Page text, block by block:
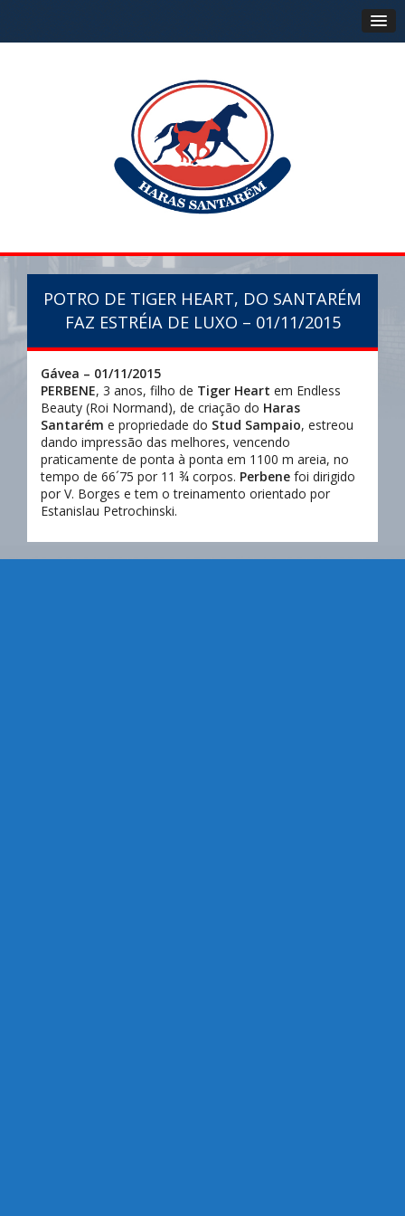
POTRO DE TIGER HEART, DO SANTARÉM
FAZ ESTRÉIA DE LUXO – 01/11/2015
Gávea – 01/11/2015
PERBENE, 3 anos, filho de Tiger Heart em Endless
Beauty (Roi Normand), de criação do Haras
Santarém e propriedade do Stud Sampaio, estreou
dando impressão das melhores, vencendo
praticamente de ponta à ponta em 1100 m areia, no
tempo de 66´75 por 11 ¾ corpos. Perbene foi dirigido
por V. Borges e tem o treinamento orientado por
Estanislau Petrochinski.